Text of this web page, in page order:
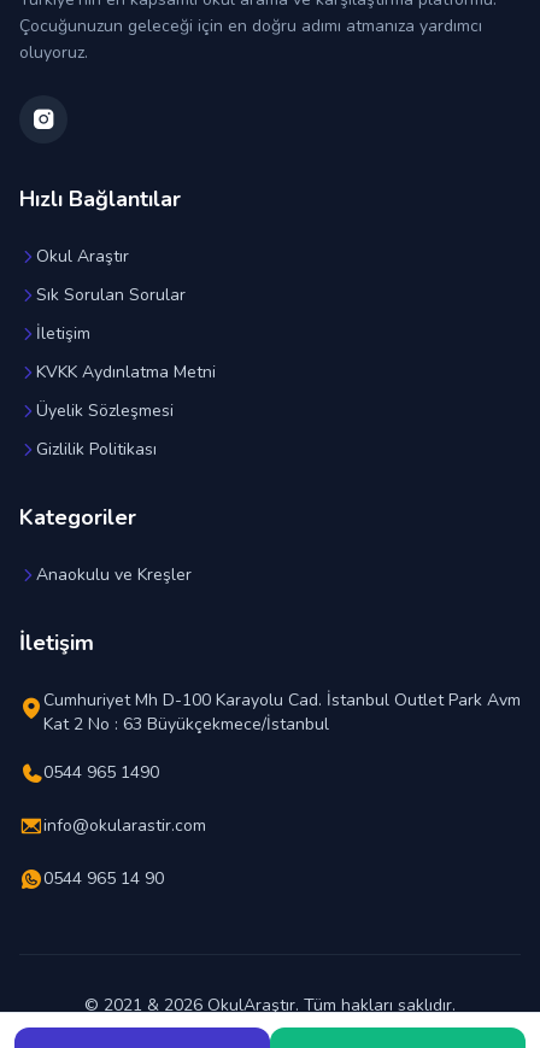
Çocuğunuzun geleceği için en doğru adımı atmanıza yardımcı
oluyoruz.
Hızlı Bağlantılar
Okul Araştır
Sık Sorulan Sorular
İletişim
KVKK Aydınlatma Metni
Üyelik Sözleşmesi
Gizlilik Politikası
Kategoriler
Anaokulu ve Kreşler
İletişim
Cumhuriyet Mh D-100 Karayolu Cad. İstanbul Outlet Park Avm
Kat 2 No : 63 Büyükçekmece/İstanbul
0544 965 1490
info@okularastir.com
0544 965 14 90
© 2021 & 2026 OkulAraştır. Tüm hakları saklıdır.